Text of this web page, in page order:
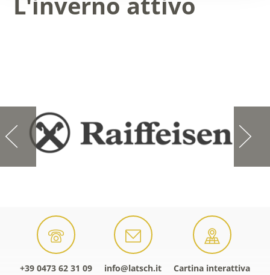
+39 0473 62 31 09 info@latsch.it Cartina interattiva